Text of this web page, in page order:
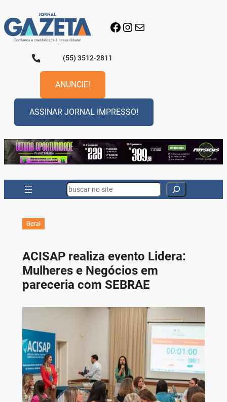
para
o
conteúdo
Facebook
Instagram
E-mail
(55) 3512-2811
ANUNCIE!
ASSINAR JORNAL IMPRESSO!
Search
Geral
ACISAP realiza evento Lidera:
Mulheres e Negócios em
pareceria com SEBRAE